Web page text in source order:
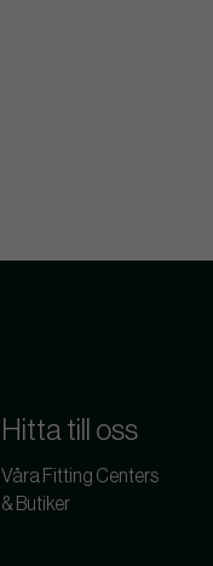
Hitta till oss
Våra Fitting Centers
& Butiker